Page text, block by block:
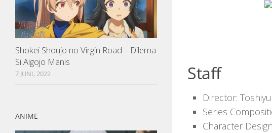
Staff
Director:
Series
Character
Shokei Shoujo no Virgin Road – Dilema
Si Algojo Manis
7 JUNI, 2022
ANIME